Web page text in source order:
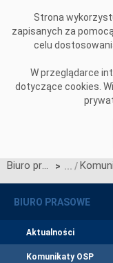
Strona
zapisanych za
celu
W przeglądarce
dotyczące cookies.
Biuro prasowe >
BIURO PRASOWE
Aktualności
Komunikaty OSP